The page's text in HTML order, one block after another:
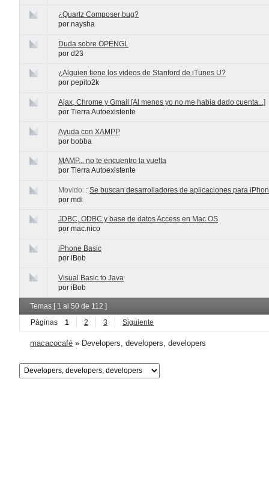
¿Quartz Composer bug?
por naysha
Duda sobre OPENGL
por d23
¿Alguien tiene los videos de Stanford de iTunes U?
por pepito2k
Ajax, Chrome y Gmail [Al menos yo no me habia dado cuenta...]
por Tierra Autoexistente
Ayuda con XAMPP
por bobba
MAMP... no te encuentro la vuelta
por Tierra Autoexistente
Movido: : Se buscan desarrolladores de aplicaciones para
por mdi
JDBC, ODBC y base de datos Access en Mac OS
por mac.nico
iPhone Basic
por iBob
Visual Basic to Java
por iBob
Temas [ 1 al 50 de 112 ]
Páginas
1 2 3 Siguiente
macacocafé » Developers, developers, developers